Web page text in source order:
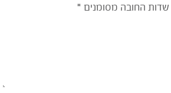
שדות החובה מסומנים *